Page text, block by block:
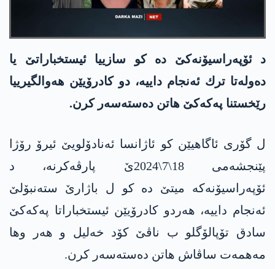
د ئۆپه‌راسیۆنه‌كێ ده‌ كو سازییا ئیستخباراتێ یا
ده‌وله‌تا ترك ئه‌نجام داییه‌، دو كادرۆیێن هه‌والگیرییا
رێخستنا په‌كه‌كێ هاتن ده‌سته‌سه‌ر كرن.
ل گۆری ئاگاهیێن كو ئاژانسا ئه‌نادۆلویێ ئیرۆ رۆژا
پێنجشه‌می 18\7\2024ێ پارڤه‌كرنه‌، د
ئۆپه‌راسیۆنه‌كه‌ میتێ ده‌ كو ل باژارێ سته‌نبۆلێ
ئه‌نجام داییه‌، هه‌ردو كادرۆیێن ئیستخباراتا په‌كه‌كێ
سادق تۆپالۆگلو ب ناڤێ كۆد خه‌لیل و هه‌ر وها
مه‌همه‌ت ساڤاش هاتن ده‌سته‌سه‌ر كرن.